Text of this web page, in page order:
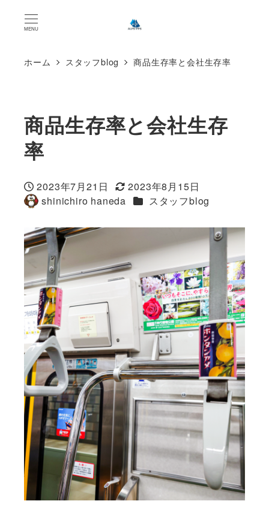
MENU
ホーム スタッフblog 商品生存率と会社生存率
商品生存率と会社生存
率
投稿日
2023年7月21日 更新日
2023年8月15日
著 shinichiro haneda カテゴリー
スタッフblog